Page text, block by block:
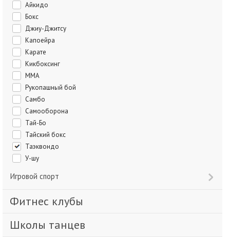
Айкидо
Бокс
Джиу-Джитсу
Капоейра
Карате
Кикбоксинг
ММА
Рукопашный бой
Самбо
Самооборона
Тай-Бо
Тайский бокс
Таэквондо
У-шу
Игровой спорт
Фитнес клубы
Школы танцев